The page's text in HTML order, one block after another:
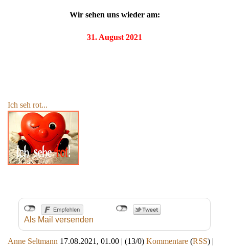
Wir sehen uns wieder am:
31. August 2021
Ich seh rot...
Als Mail versenden
Anne Seltmann 17.08.2021, 01.00 | (13/0) Kommentare (RSS) |